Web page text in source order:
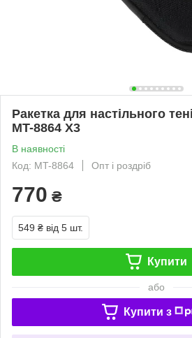
Ракетка для настільного
MT-8864 X3
В наявності
Код: MT-8864
Опт і роздріб
770 ₴
549 ₴ від 5 шт.
Купити
або
Купити з